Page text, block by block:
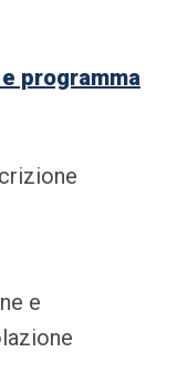
programma
e